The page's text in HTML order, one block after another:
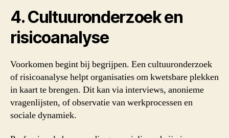
4. Cultuuronderzoek en
risicoanalyse
Voorkomen begint bij begrijpen. Een cultuuronderzoek
of risicoanalyse helpt organisaties om kwetsbare plekken
in kaart te brengen. Dit kan via interviews, anonieme
vragenlijsten, of observatie van werkprocessen en
sociale dynamiek.